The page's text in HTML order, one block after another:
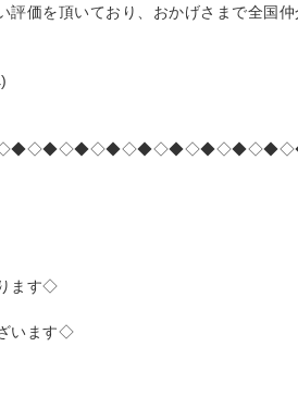
評価を頂いており、おかげさまで全国
ます◇
います◇